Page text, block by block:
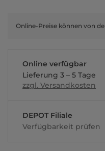
Online verfügbar
Lieferung 3 – 5 Tage
zzgl. Versandkosten
DEPOT Filiale
Verfügbarkeit prüfen